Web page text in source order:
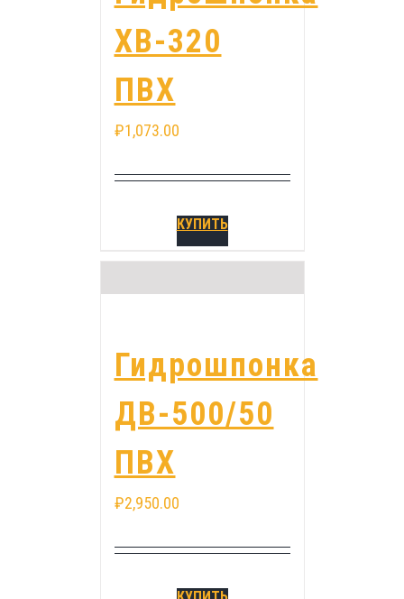
ХВ-320
ПВХ
₽1,073.00
КУПИТЬ
Гидрошпонка
ДВ-500/50
ПВХ
₽2,950.00